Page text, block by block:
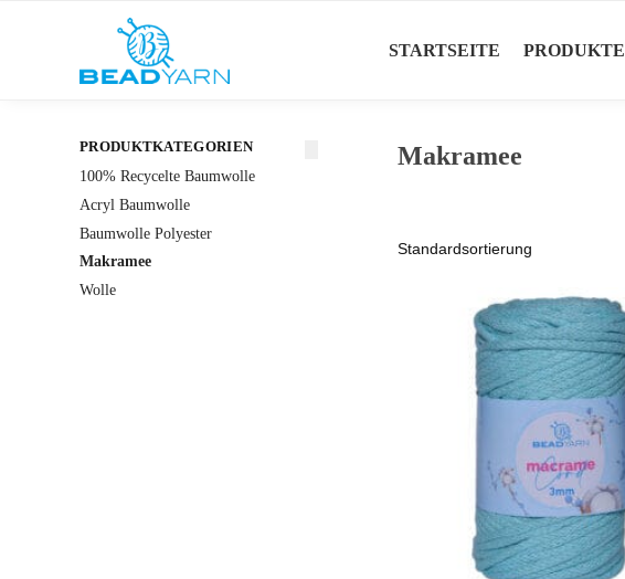
STARTSEITE PRODUKTE
Makramee
PRODUKTKATEGORIEN
100% Recycelte Baumwolle
Acryl Baumwolle
Baumwolle Polyester
Makramee
Wolle